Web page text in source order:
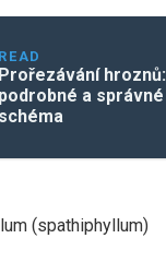
READ
Prořezávání hroznů:
podrobné a správné
schéma
(spathiphyllum)